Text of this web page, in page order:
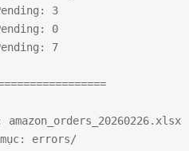
3
0
7
errors/